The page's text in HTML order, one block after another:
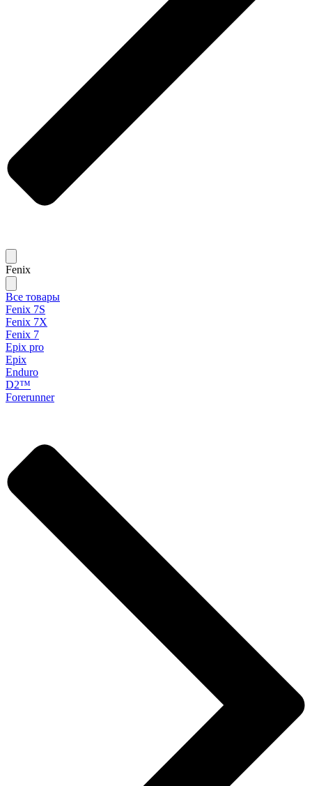
Fenix
Все товары
Fenix 7S
Fenix 7X
Fenix 7
Epix pro
Epix
Enduro
D2™
Forerunner